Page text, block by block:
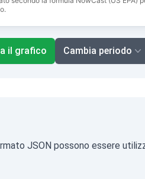
il grafico Cambia periodo
JSON possono essere